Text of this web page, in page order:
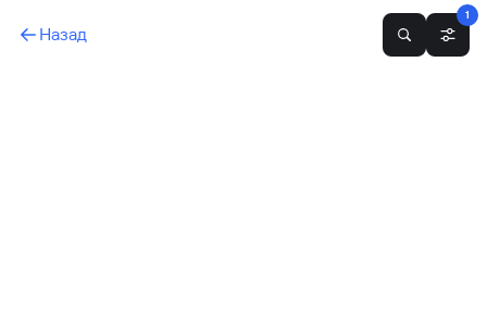
Назад
1